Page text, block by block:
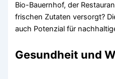
Bio-Bauernhof, der
frischen Zutaten versorgt?
auch Potenzial für
Gesundheit und